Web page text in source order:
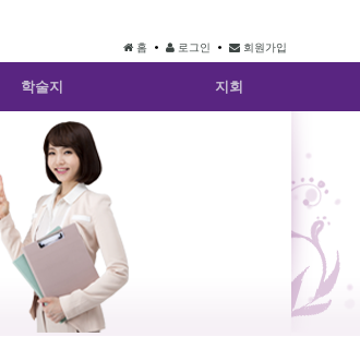
홈 로그인 회원가입
학술지 지회